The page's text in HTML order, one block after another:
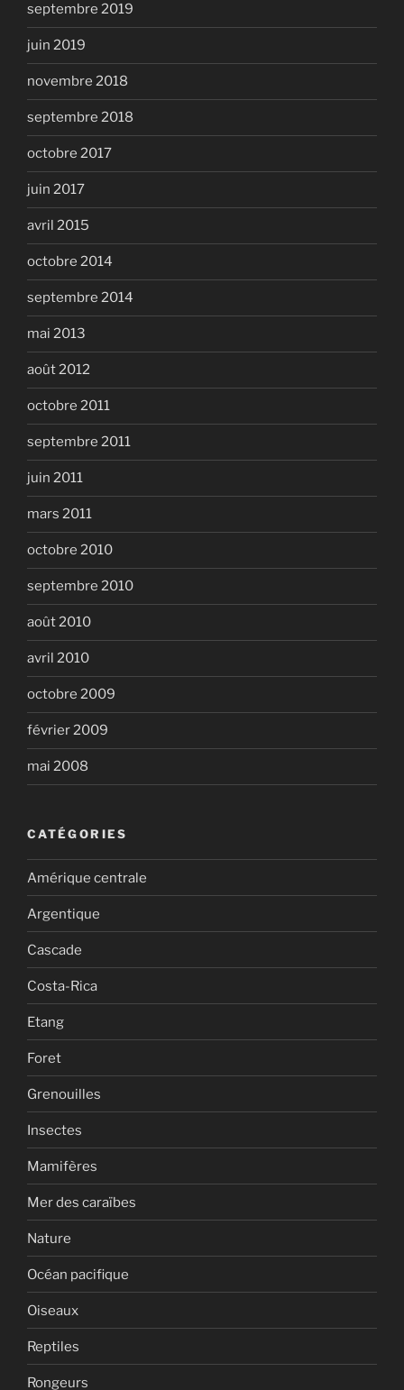
septembre 2019
juin 2019
novembre 2018
septembre 2018
octobre 2017
juin 2017
avril 2015
octobre 2014
septembre 2014
mai 2013
août 2012
octobre 2011
septembre 2011
juin 2011
mars 2011
octobre 2010
septembre 2010
août 2010
avril 2010
octobre 2009
février 2009
mai 2008
CATÉGORIES
Amérique centrale
Argentique
Cascade
Costa-Rica
Etang
Foret
Grenouilles
Insectes
Mamifères
Mer des caraïbes
Nature
Océan pacifique
Oiseaux
Reptiles
Rongeurs